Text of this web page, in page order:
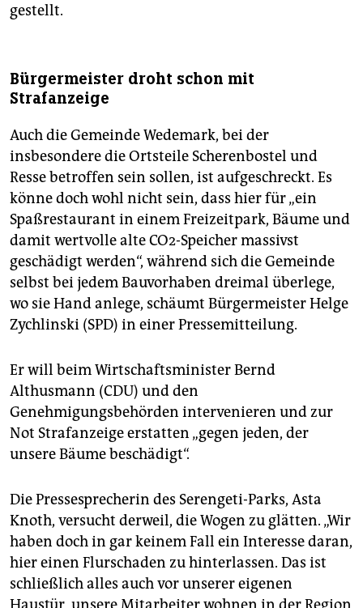
gestellt.
Bürgermeister droht schon mit
Strafanzeige
Auch die Gemeinde Wedemark, bei der
insbesondere die Ortsteile Scherenbostel und
Resse betroffen sein sollen, ist aufgeschreckt. Es
könne doch wohl nicht sein, dass hier für „ein
Spaßrestaurant in einem Freizeitpark, Bäume und
damit wertvolle alte CO2-Speicher massivst
geschädigt werden“, während sich die Gemeinde
selbst bei jedem Bauvorhaben dreimal überlege,
wo sie Hand anlege, schäumt Bürgermeister Helge
Zychlinski­ (SPD) in einer Pressemitteilung.
Er will beim Wirtschaftsminister Bernd
Althusmann (CDU) und den
Genehmigungsbehörden­ intervenieren und zur
Not Strafanzeige erstatten „gegen jeden, der
unsere Bäume beschädigt“.
Die Pressesprecherin des Serengeti-Parks, Asta
Knoth, versucht derweil, die Wogen zu glätten. „Wir
haben doch in gar keinem Fall ein Interesse daran,
hier einen Flurschaden zu hinterlassen. Das ist
schließlich alles auch vor unserer eigenen